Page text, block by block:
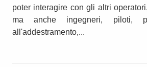
poter interagire con gli altri
ma anche ingegneri, piloti,
all'addestramento,...